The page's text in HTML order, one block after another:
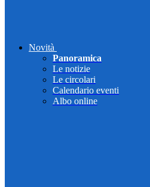
Novità
Panoramica
Le notizie
Le circolari
Calendario eventi
Albo online